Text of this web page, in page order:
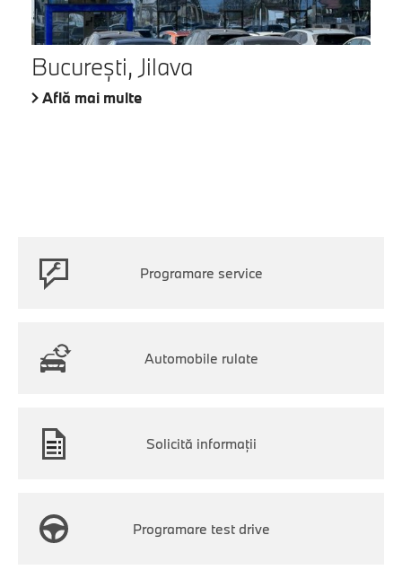
București, Jilava
Află mai multe
Programare service
Automobile rulate
Solicită informaţii
Programare test drive